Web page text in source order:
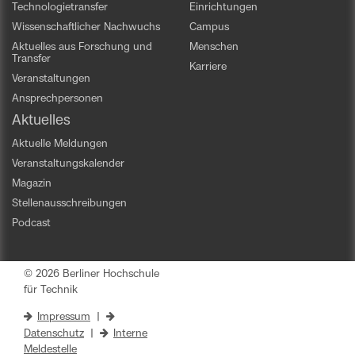
Technologietransfer
Wissenschaftlicher Nachwuchs
Aktuelles aus Forschung und
Transfer
Veranstaltungen
Ansprechpersonen
Einrichtungen
Campus
Menschen
Karriere
Aktuelles
Aktuelle Meldungen
Veranstaltungskalender
Magazin
Stellenausschreibungen
Podcast
© 2026 Berliner Hochschule
für Technik
Impressum
Datenschutz
Interne
Meldestelle